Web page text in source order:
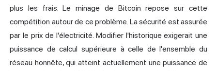
plus les frais. Le minage de Bitcoin repose sur cette
compétition autour de ce problème. La sécurité est assurée
par le prix de l'électricité. Modifier l'historique exigerait une
puissance de calcul supérieure à celle de l'ensemble du
réseau honnête, qui atteint actuellement une puissance de